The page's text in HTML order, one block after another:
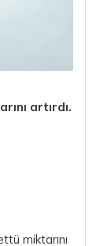
artırdı.
miktarını